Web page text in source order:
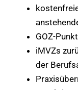
GOZ-
iMVZs
der